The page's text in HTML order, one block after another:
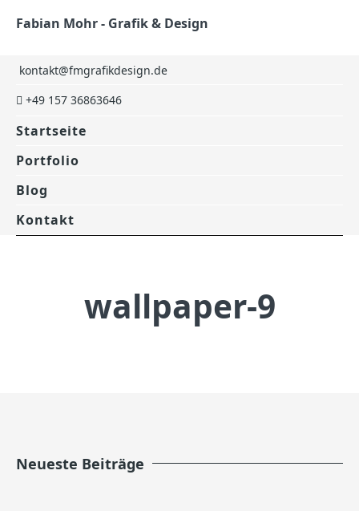
Fabian Mohr - Grafik & Design
kontakt@fmgrafikdesign.de
+49 157 36863646
Startseite
Portfolio
Blog
Kontakt
wallpaper-9
Neueste Beiträge